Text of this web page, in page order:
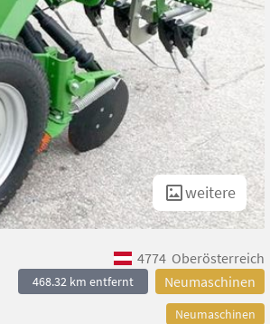
weitere
4774 Oberösterreich
468.32 km entfernt Neumaschinen
Neumaschinen